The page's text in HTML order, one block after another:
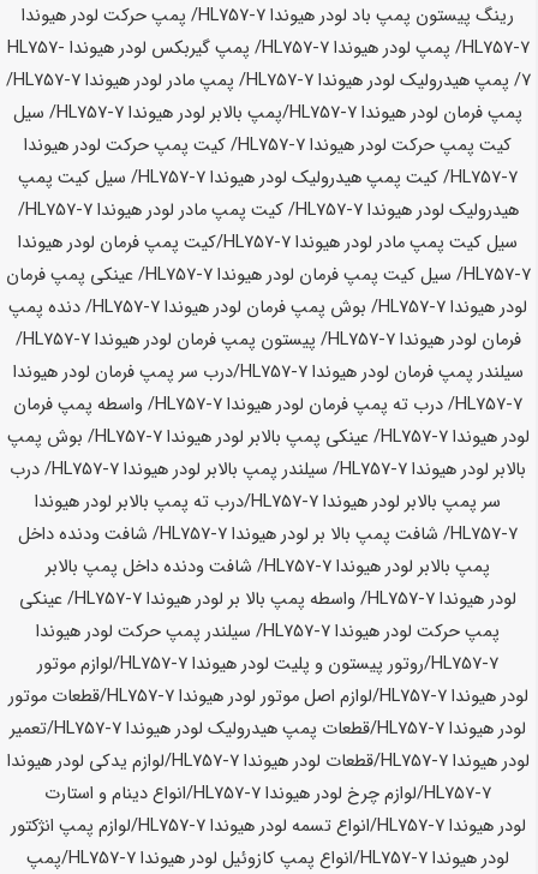
رینگ پیستون پمپ باد لودرهیوندا HL757-7 / پمپ حرکت لودرهیوندا
HL757-7/ پمپ لودرهیوندا HL757-7 / پمپ گیربکس لودر
هیوندا HL757-
7/ پمپ هیدرولیک لودرهیوندا HL757-7 / پمپ مادر لودرهیوندا HL757-7
/
پمپ فرمان لودرهیوندا HL757-7 /پمپ بالابر لودرهیوندا HL757-7
/ سیل
کیت پمپ حرکت لودرهیوندا HL757-7 / کیت پمپ حرکت لودرهیوندا
HL757-7/ کیت پمپ هیدرولیک لودرهیوندا HL757-7
/ سیل کیت پمپ
هیدرولیک لودرهیوندا HL757-7 / کیت پمپ مادر لودرهیوندا HL757-7
/
سیل کیت پمپ مادر لودرهیوندا HL757-7 /کیت پمپ فرمان لودرهیوندا
HL757-7/ سیل کیت پمپ فرمان لودرهیوندا HL757-7
/ عینکی پمپ فرمان
لودرهیوندا HL757-7 / بوش پمپ فرمان لودرهیوندا HL757-7
/ دنده پمپ
فرمان لودرهیوندا HL757-7 / پیستون پمپ فرمان لودرهیوندا HL757-7
/
سیلندر پمپ فرمان لودرهیوندا HL757-7 /درب سر پمپ فرمان لودرهیوندا
HL757-7/ درب ته پمپ فرمان لودرهیوندا HL757-7
/ واسطه پمپ فرمان
لودرهیوندا HL757-7 / عینکی پمپ بالابر لودرهیوندا HL757-7
/ بوش پمپ
بالابر لودرهیوندا HL757-7 / سیلندر پمپ بالابر لودرهیوندا HL757-7
/ درب
سر پمپ بالابر لودرهیوندا HL757-7 /درب ته پمپ بالابر لودرهیوندا
HL757-7/ شافت پمپ بالا بر لودرهیوندا HL757-7
/ شافت ودنده داخل
پمپ بالابر لودرهیوندا HL757-7
/ شافت ودنده داخل پمپ بالابر
لودرهیوندا HL757-7 / واسطه پمپ بالا بر لودرهیوندا HL757-7
/ عینکی
پمپ حرکت لودرهیوندا HL757-7 / سیلندر پمپ حرکت لودرهیوندا
HL757-7/روتور پیستون و پلیت لودرهیوندا HL757-7
/لوازم موتور
لودرهیوندا HL757-7 /لوازم اصل موتور لودرهیوندا HL757-7
/قطعات موتور
لودرهیوندا HL757-7 /قطعات پمپ هیدرولیک لودرهیوندا HL757-7
/تعمیر
لودرهیوندا HL757-7 /قطعات لودرهیوندا HL757-7 /لوازم یدکی لودرهیوندا
HL757-7/لوازم چرخ لودرهیوندا HL757-7
/انواع دینام و استارت
لودرهیوندا HL757-7 /انواع تسمه لودرهیوندا HL757-7
/لوازم پمپ انژکتور
لودرهیوندا HL757-7 /انواع پمپ کازوئیل لودرهیوندا HL757-7
/پمپ